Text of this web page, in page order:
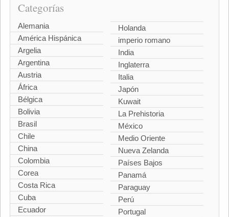
Categorías
Alemania
América Hispánica
Argelia
Argentina
Austria
África
Bélgica
Bolivia
Brasil
Chile
China
Colombia
Corea
Costa Rica
Cuba
Ecuador
Holanda
imperio romano
India
Inglaterra
Italia
Japón
Kuwait
La Prehistoria
México
Medio Oriente
Nueva Zelanda
Países Bajos
Panamá
Paraguay
Perú
Portugal